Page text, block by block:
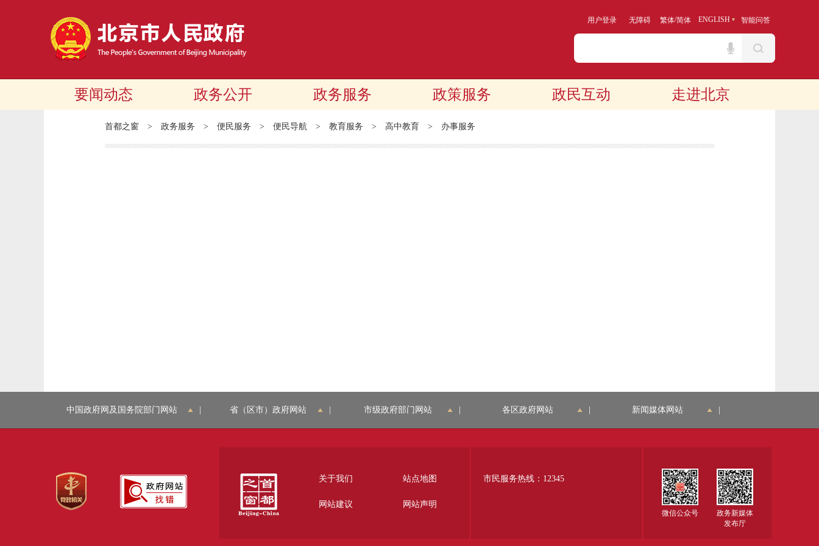
用户登录 无障碍 繁体/简体 ENGLISH 智能问答
要闻动态 政务公开 政务服务 政策服务 政民互动 走进北京
首都之窗 > 政务服务 > 便民服务 > 便民导航 > 教育服务 > 高中教育 > 办事服务
中国政府网及国务院部门网站 省（区市）政府网站 市级政府部门网站 各区政府网站 新闻媒体网站
关于我们 站点地图
网站建议 网站声明
市民服务热线：12345
微信公众号
政务新媒体
发布厅